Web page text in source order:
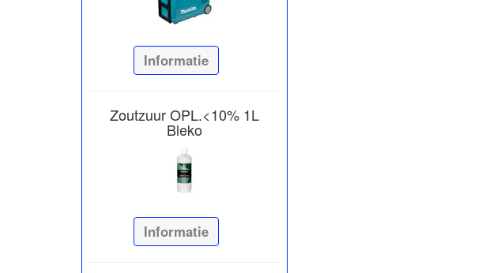
Informatie
Zoutzuur OPL.<10% 1L
Bleko
Informatie